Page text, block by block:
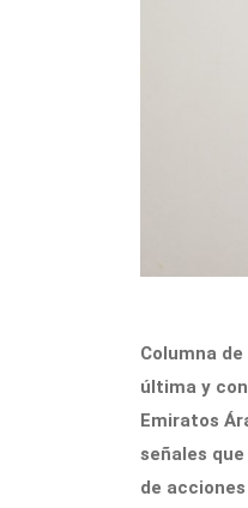
Columna
última y
Emiratos
señales
de